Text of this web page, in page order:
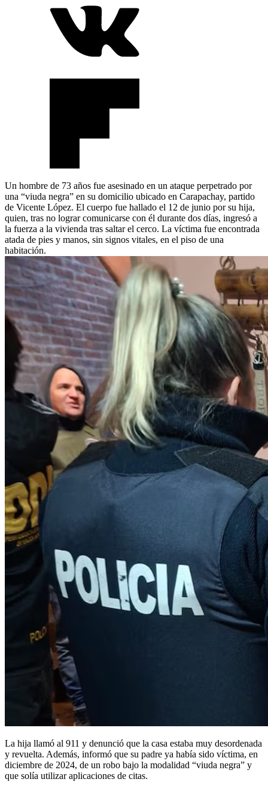
Un hombre de 73 años fue asesinado en un ataque perpetrado por
una “viuda negra” en su domicilio ubicado en Carapachay, partido
de Vicente López. El cuerpo fue hallado el 12 de junio por su hija,
quien, tras no lograr comunicarse con él durante dos días, ingresó a
la fuerza a la vivienda tras saltar el cerco. La víctima fue encontrada
atada de pies y manos, sin signos vitales, en el piso de una
habitación.
La hija llamó al 911 y denunció que la casa estaba muy desordenada
y revuelta. Además, informó que su padre ya había sido víctima, en
diciembre de 2024, de un robo bajo la modalidad “viuda negra” y
que solía utilizar aplicaciones de citas.